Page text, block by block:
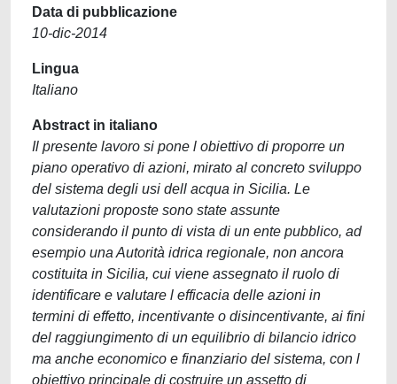
Data di pubblicazione
10-dic-2014
Lingua
Italiano
Abstract in italiano
Il presente lavoro si pone l obiettivo di proporre un
piano operativo di azioni, mirato al concreto sviluppo
del sistema degli usi dell acqua in Sicilia. Le
valutazioni proposte sono state assunte
considerando il punto di vista di un ente pubblico, ad
esempio una Autorità idrica regionale, non ancora
costituita in Sicilia, cui viene assegnato il ruolo di
identificare e valutare l efficacia delle azioni in
termini di effetto, incentivante o disincentivante, ai fini
del raggiungimento di un equilibrio di bilancio idrico
ma anche economico e finanziario del sistema, con l
obiettivo principale di costruire un assetto di